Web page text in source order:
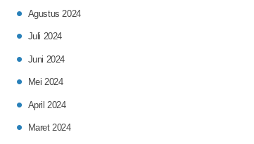
Agustus 2024
Juli 2024
Juni 2024
Mei 2024
April 2024
Maret 2024